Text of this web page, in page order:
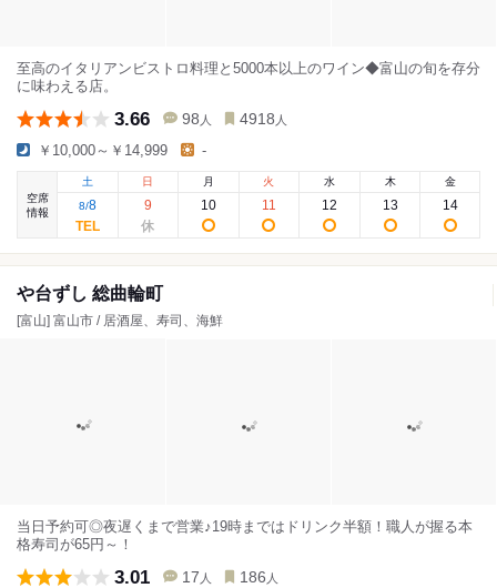
至高のイタリアンビストロ料理と5000本以上のワイン◆富山の旬を存分
に味わえる店。
3.66 98 人 4918 人
￥10,000～￥14,999 -
空席
情報
土
8/8
日
9
月
10
火
11
水
12
木
13
金
14
や台ずし 総曲輪町
[富山] 富山市 / 居酒屋、寿司、海鮮
当日予約可◎夜遅くまで営業♪19時まではドリンク半額！職人が握る本
格寿司が65円～！
3.01 17 人 186 人